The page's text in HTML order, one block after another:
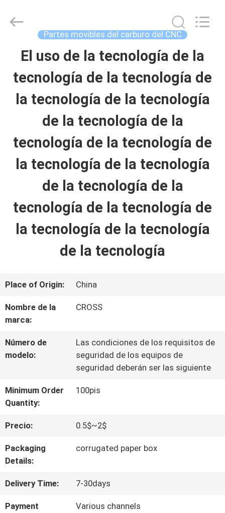
INICIO
PRODUCTOS
SOBRE
NOSOTROS
VISITA
LA
CONTROL
DE
NOTICIAS
MAPA
DEL
SITIO
Sichuan
keluosi
Reserved.
Partes movibles del carburo del CNC
El uso de la tecnología de la
tecnología de la tecnología de
la tecnología de la tecnología
de la tecnología de la
tecnología de la tecnología de
la tecnología de la tecnología
de la tecnología de la
tecnología de la tecnología de
la tecnología de la tecnología
de la tecnología
Place of Origin: China
Nombre de la
marca:
CROSS
Número de
modelo:
Las condiciones de los requisitos de
seguridad de los equipos de
seguridad deberán ser las siguiente
Minimum Order
Quantity:
100pis
Precio: 0.5$~2$
Packaging
Details:
corrugated paper box
Delivery Time: 7-30days
Payment
Various channels